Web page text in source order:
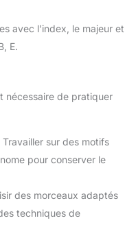
avec l’index, le majeur et
E.
nécessaire de pratiquer
Travailler sur des motifs
pour conserver le
des morceaux adaptés
techniques de